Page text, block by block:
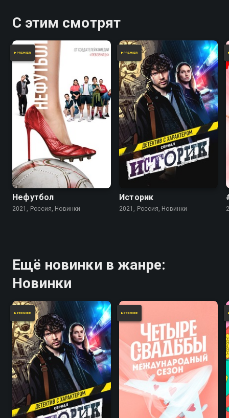
С этим смотрят
Нефутбол
2021, Россия, Новинки
Историк
2021, Россия, Новинки
Ещё новинки в жанре:
Новинки